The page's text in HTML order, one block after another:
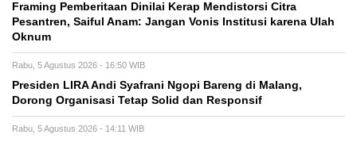
Framing Pemberitaan Dinilai Kerap Mendistorsi Citra
Pesantren, Saiful Anam: Jangan Vonis Institusi karena Ulah
Oknum
Rabu, 5 Agustus 2026 - 16:50 WIB
Presiden LIRA Andi Syafrani Ngopi Bareng di Malang,
Dorong Organisasi Tetap Solid dan Responsif
Rabu, 5 Agustus 2026 - 14:11 WIB